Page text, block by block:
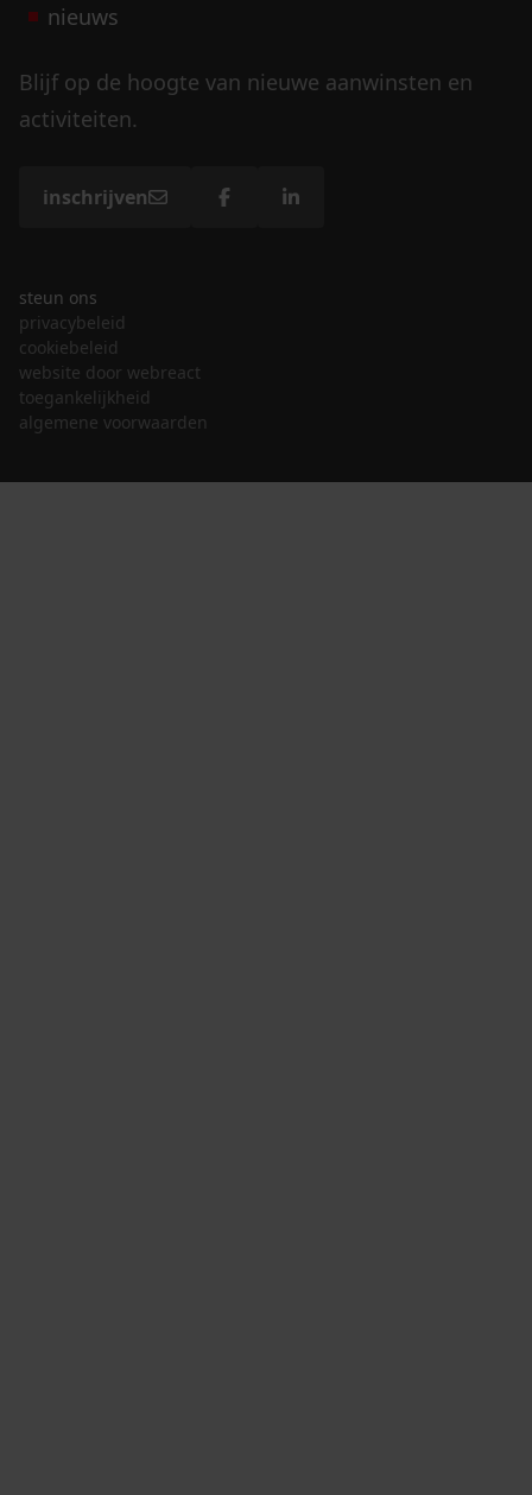
nieuws
Blijf op de hoogte van nieuwe aanwinsten en
activiteiten.
inschrijven
steun ons
privacybeleid
cookiebeleid
website door webreact
toegankelijkheid
algemene voorwaarden